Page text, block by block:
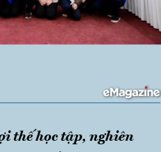
thế học tập, nghiên